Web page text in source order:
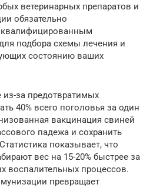
ветеринарных препаратов и
обязательно
квалифицированным
подбора схемы лечения и
состоянию ваших
за предотвратимых
40% всего поголовья за один
вакцинация свиней
падежа и сохранить
показывает, что
вес на 15-20% быстрее за
воспалительных процессов.
превращает